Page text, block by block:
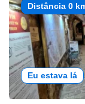
Distância 0
Eu estava lá